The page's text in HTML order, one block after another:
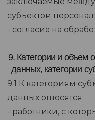
субъектом
- согласие на
9. Категории и объем
данных, категории
9.1 К категориям
данных относятся:
- работники, с